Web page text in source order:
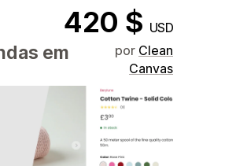
420 $ USD
em
por Clean
Canvas